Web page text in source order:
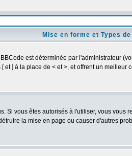
Mise en forme et Types
est déterminée par l'administrateur
] à la place de < et >, et offrent un
vous êtes autorisés à l'utiliser, vous
la mise en page ou causer d'autres